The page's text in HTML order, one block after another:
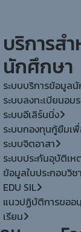
บริการส
นักศึกษา
ระบบบริการข้อมูล
ระบบลงทะเบียนอ
ระบบอีเลิร์นนิ่ง
ระบบกองทุนกู้ยืมเ
ระบบจิตอาสา
ระบบประกันอุบัติเห
ข้อมูลใบประกอบวิ
EDU SIL
แนวปฏิบัติการขออ
เรียน